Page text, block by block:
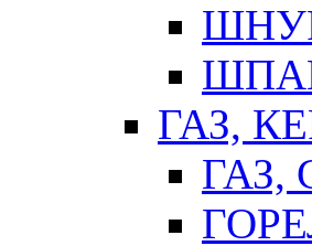
ГАЗ,
ГАЗ,